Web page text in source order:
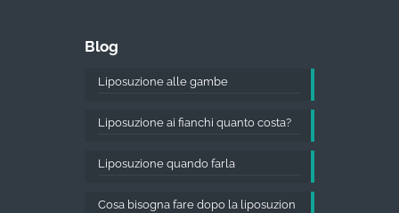
Blog
Liposuzione alle gambe
Liposuzione ai fianchi quanto costa?
Liposuzione quando farla
Cosa bisogna fare dopo la liposuzion